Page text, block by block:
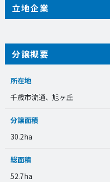
立地企業
分譲概要
所在地
千歳市流通、旭ヶ丘
分譲面積
30.2ha
総面積
52.7ha